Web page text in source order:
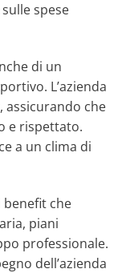
spese
di un
L’azienda
assicurando che
e rispettato.
a un clima di
benefit che
piani
professionale.
dell’azienda